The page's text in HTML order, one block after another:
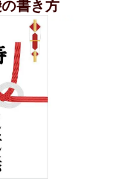
ンド
流行
キング
書き方